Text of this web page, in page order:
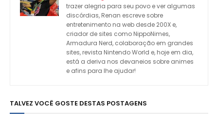
trazer alegria para seu povo e ver algumas
discórdias, Renan escreve sobre
entretenimento na web desde 200X e,
criador de sites como NippoNimes,
Armadura Nerd, colaboração em grandes
sites, revista Nintendo World e, hoje em dia,
está a deriva nos devaneios sobre animes
e afins para lhe ajudar!
TALVEZ VOCÊ GOSTE DESTAS POSTAGENS